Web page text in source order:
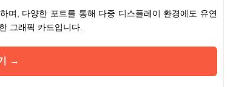
며, 다양한 포트를 통해 다중 디스플레이 환경에도 유연
그래픽 카드입니다.
→